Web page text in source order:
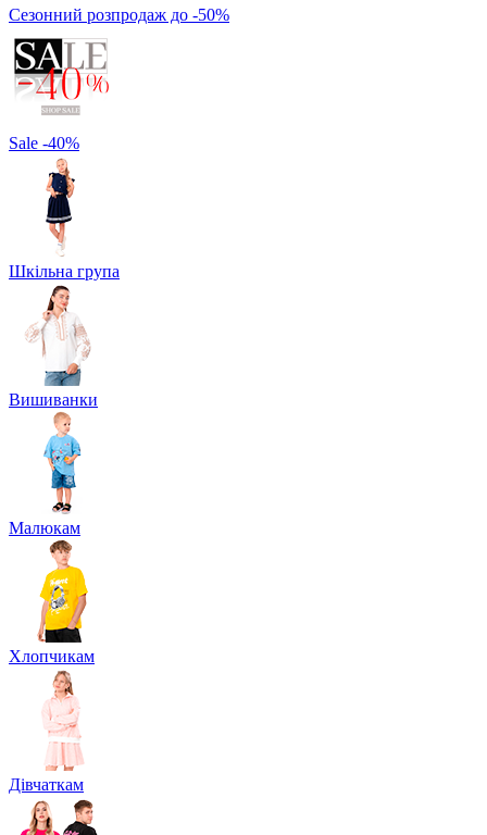
Сезонний розпродаж до -50%
Sale -40%
Шкільна група
Вишиванки
Малюкам
Хлопчикам
Дівчаткам